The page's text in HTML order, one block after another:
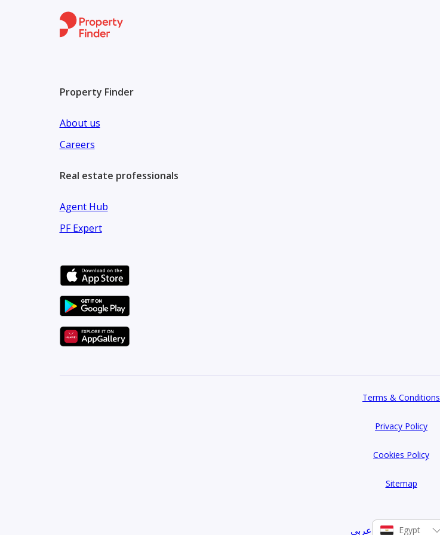
Property Finder
About us
Careers
Real estate professionals
Agent Hub
PF Expert
Terms & Conditions
Privacy Policy
Cookies Policy
Sitemap
عربي Egypt